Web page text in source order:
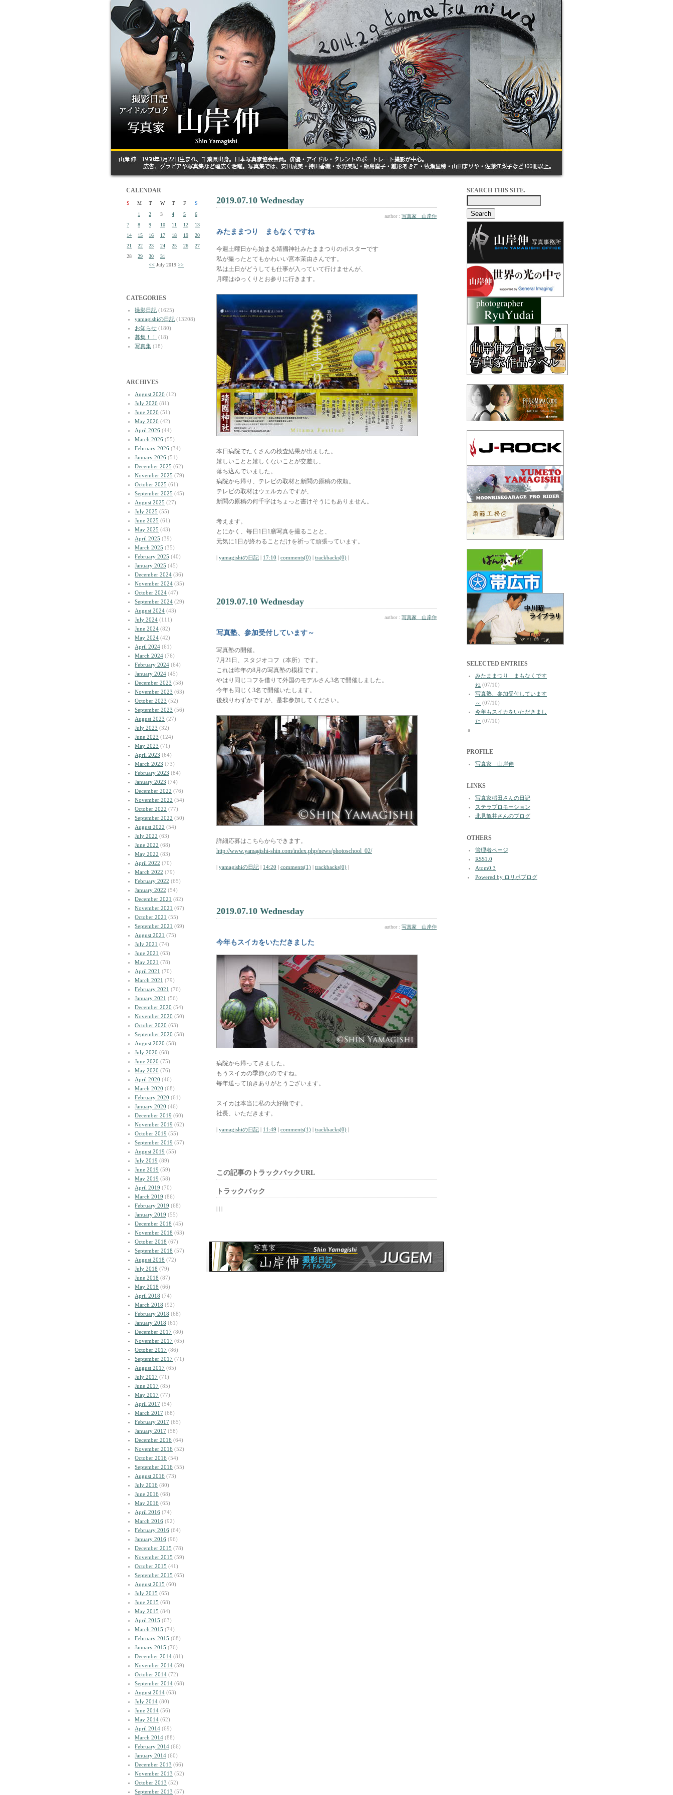
CALENDAR
S M T W T F
S
1
2 3 4 5
6
7
8 9 10 11 12
13
14
15 16 17 18 19
20
21
22 23 24 25 26
27
28
29 30
31
<< July 2019 >>
CATEGORIES
撮影日記 (1625)
yamagishiの日記 (13208)
お知らせ (180)
募集！！
(18)
写真集 (18)
ARCHIVES
August 2026 (12)
July 2026 (81)
June 2026 (51)
May 2026 (42)
April 2026 (44)
March 2026 (55)
February 2026 (34)
January 2026 (51)
December 2025 (62)
November 2025 (79)
October 2025 (61)
September 2025 (45)
August 2025 (27)
July 2025 (55)
June 2025 (61)
May 2025 (43)
April 2025 (39)
March 2025 (35)
February 2025 (40)
January 2025 (45)
December 2024 (36)
November 2024 (35)
October 2024 (47)
September 2024 (29)
August 2024 (43)
July 2024 (111)
June 2024 (82)
May 2024 (42)
April 2024 (61)
March 2024 (76)
February 2024 (64)
January 2024 (45)
December 2023 (58)
November 2023 (63)
October 2023 (52)
September 2023 (56)
August 2023 (27)
July 2023 (32)
June 2023 (124)
May 2023 (71)
April 2023 (64)
March 2023 (73)
February 2023 (84)
January 2023 (74)
December 2022 (76)
November 2022 (54)
October 2022 (77)
September 2022 (50)
August 2022 (54)
July 2022 (63)
June 2022 (68)
May 2022 (83)
April 2022 (70)
March 2022 (79)
February 2022 (65)
January 2022 (54)
December 2021 (82)
November 2021 (67)
October 2021 (55)
September 2021 (69)
August 2021 (75)
July 2021 (74)
June 2021 (63)
May 2021 (78)
April 2021 (70)
March 2021 (79)
February 2021 (76)
January 2021 (56)
December 2020 (54)
November 2020 (50)
October 2020 (63)
September 2020 (58)
August 2020 (58)
July 2020 (68)
June 2020 (75)
May 2020 (76)
April 2020 (46)
March 2020 (68)
February 2020 (61)
January 2020 (46)
December 2019 (60)
November 2019 (62)
October 2019 (55)
September 2019 (57)
August 2019 (55)
July 2019 (89)
June 2019 (59)
May 2019 (58)
April 2019 (70)
March 2019 (86)
February 2019 (68)
January 2019 (55)
December 2018 (45)
November 2018 (63)
October 2018 (67)
September 2018 (57)
August 2018 (72)
July 2018 (79)
June 2018 (87)
May 2018 (66)
April 2018 (74)
March 2018 (92)
February 2018 (68)
January 2018 (61)
December 2017 (80)
November 2017 (65)
October 2017 (86)
September 2017 (71)
August 2017 (65)
July 2017 (71)
June 2017 (85)
May 2017 (77)
April 2017 (54)
March 2017 (68)
February 2017 (65)
January 2017 (58)
December 2016 (64)
November 2016 (52)
October 2016 (54)
September 2016 (55)
August 2016 (73)
July 2016 (80)
June 2016 (68)
May 2016 (65)
April 2016 (74)
March 2016 (92)
February 2016 (64)
January 2016 (96)
December 2015 (78)
November 2015 (59)
October 2015 (41)
September 2015 (65)
August 2015 (60)
July 2015 (65)
June 2015 (68)
May 2015 (84)
April 2015 (63)
March 2015 (74)
February 2015 (68)
January 2015 (76)
December 2014 (81)
November 2014 (59)
October 2014 (72)
September 2014 (68)
August 2014 (63)
July 2014 (80)
June 2014 (56)
May 2014 (62)
April 2014 (69)
March 2014 (88)
February 2014 (66)
January 2014 (60)
December 2013 (66)
November 2013 (52)
October 2013 (52)
September 2013 (57)
2019.07.10 Wednesday
author : 写真家 山岸伸
みたままつり まもなくですね
今週土曜日から始まる靖國神社みたままつりのポスターです
私が撮ったとてもかわいい宮本茉由さんです。
私は土日がどうしても仕事が入っていて行けませんが、
月曜はゆっくりとお参りに行きます。
本日病院でたくさんの検査結果が出ました。
嬉しいことと嬉しくないことが交差し、
落ち込んでいました。
病院から帰り、テレビの取材と新聞の原稿の依頼。
テレビの取材はウェルカムですが、
新聞の原稿の何千字はちょっと書けそうにもありません。
考えます。
とにかく、毎日1日1膳写真を撮ることと、
元気に1日が終わることだけを祈って頑張っています。
| yamagishiの日記 | 17:10 | comments(0) | trackbacks(0) |
2019.07.10 Wednesday
author : 写真家 山岸伸
写真塾、参加受付しています～
写真塾の開催。
7月21日、スタジオコフ（本所）です。
これは昨年の8月の写真塾の模様です。
やはり同じコフを借りて外国のモデルさん3名で開催しました。
今年も同じく3名で開催いたします。
後残りわずかですが、是非参加してください。
詳細応募はこちらからできます。
http://www.yamagishi-shin.com/index.php/news/photoschool_02/
| yamagishiの日記 | 14:20 | comments(1) | trackbacks(0) |
2019.07.10 Wednesday
author : 写真家 山岸伸
今年もスイカをいただきました
病院から帰ってきました。
もうスイカの季節なのですね。
毎年送って頂きありがとうございます。
スイカは本当に私の大好物です。
社長、いただきます。
| yamagishiの日記 | 11:49 | comments(1) | trackbacks(0) |
この記事のトラックバックURL
トラックバック
| | |
SEARCH THIS SITE.
SELECTED ENTRIES
みたままつり まもなくです
ね (07/10)
写真塾、参加受付しています
～ (07/10)
今年もスイカをいただきまし
た (07/10)
a
PROFILE
写真家 山岸伸
LINKS
写真家稲田さんの日記
ステラプロモーション
北見亀井さんのブログ
OTHERS
管理者ページ
RSS1.0
Atom0.3
Powered by ロリポブログ